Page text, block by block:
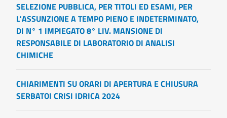
SELEZIONE PUBBLICA, PER TITOLI ED ESAMI, PER
L'ASSUNZIONE A TEMPO PIENO E INDETERMINATO,
DI N° 1 IMPIEGATO 8° LIV. MANSIONE DI
RESPONSABILE DI LABORATORIO DI ANALISI
CHIMICHE
CHIARIMENTI SU ORARI DI APERTURA E CHIUSURA
SERBATOI CRISI IDRICA 2024